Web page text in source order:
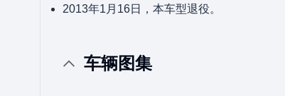
2013年1月16日，本车型退役。
车辆图集